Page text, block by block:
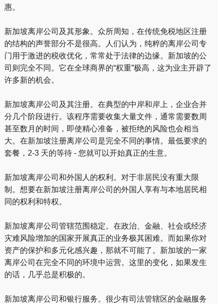
惠。
新加坡离岸公司及其形象。众所周知，在传统免税地区注册
的结构的声誉部分不是很高。人们认为，纯粹的离岸公司专
门用于激进的税收优化，常常处于法律的边缘。新加坡的公
司则完全不同。它在全球商界的“权重”极高，这为业主开辟了
许多新的机会。
新加坡离岸公司及其注册。在典型的中岸和岸上，企业合并
分几个阶段进行。该程序需要收集大量文件，通常需要数周
甚至数月的时间，即使精心准备，被拒绝的风险也会相当
大。在新加坡注册离岸公司是完全不同的事情。最低要求的
套餐，2-3 天的等待 - 您就可以开始真正的生意。
新加坡离岸公司和外国人的权利。对于非居民没有重大限
制。想要在新加坡注册离岸公司的外国人享有与本地居民相
同的权利和特权。
新加坡离岸公司管辖范围稳定。在政治、金融、社会或经济
灾难风险增加的国家开展真正的业务极其困难。而如果你对
资产的保护和多元化感兴趣，那就不可能了。新加坡的一家
离岸公司在完全不同的环境中运营。这里的变化，如果发生
的话，几乎总是积极的。
新加坡离岸公司和银行服务。很少有司法管辖区的金融服务